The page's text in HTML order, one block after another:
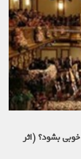
بشود؟ (اثر